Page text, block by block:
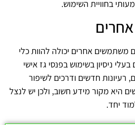
בחוויית השימוש.
משתמשים אחרים יכולה להוות כלי
ניסיון בשימוש בפנסי גז אישי
רעיונות חדשים ודרכים לשיפור
היא מקור מידע חשוב, ולכן יש לנצל
יחד.